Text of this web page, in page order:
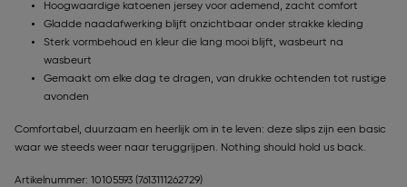
Hoogwaardige katoenen jersey voor ademend, zacht comfort
Gladde naadafwerking blijft onzichtbaar onder strakke kleding
Sterk vormbehoud en kleur die lang mooi blijft, wasbeurt na
wasbeurt
Gemaakt om elke dag te dragen, van drukke ochtenden tot rustige
avonden
Comfortabel, duurzaam en heerlijk om in te leven: deze slips zijn een basic
waar we steeds weer naar teruggrijpen. Nothing should hold us back.
Artikelnummer: 10105593 (7613111262729)